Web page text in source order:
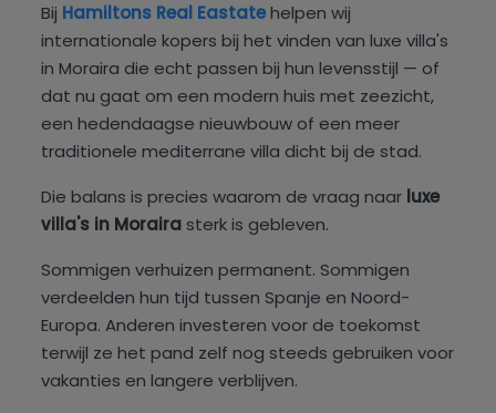
Bij Hamiltons Real Eastatehelpen wij
internationale kopers bij het vinden van luxe villa's
in Moraira die echt passen bij hun levensstijl — of
dat nu gaat om een modern huis met zeezicht,
een hedendaagse nieuwbouw of een meer
traditionele mediterrane villa dicht bij de stad.
Die balans is precies waarom de vraag naar luxe
villa's in Moraira sterk is gebleven.
Sommigen verhuizen permanent. Sommigen
verdeelden hun tijd tussen Spanje en Noord-
Europa. Anderen investeren voor de toekomst
terwijl ze het pand zelf nog steeds gebruiken voor
vakanties en langere verblijven.